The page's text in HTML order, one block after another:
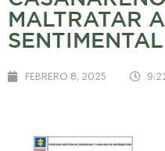
MALTRATAR
SENTIMENTAL
FEBRERO 8, 2025